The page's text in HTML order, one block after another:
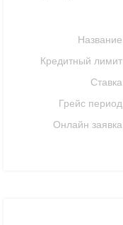
Название
Кредитный лимит
Ставка
Грейс период
Онлайн заявка